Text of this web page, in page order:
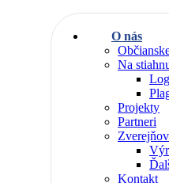
O nás
Na
Projekty
Partneri
Kontakt